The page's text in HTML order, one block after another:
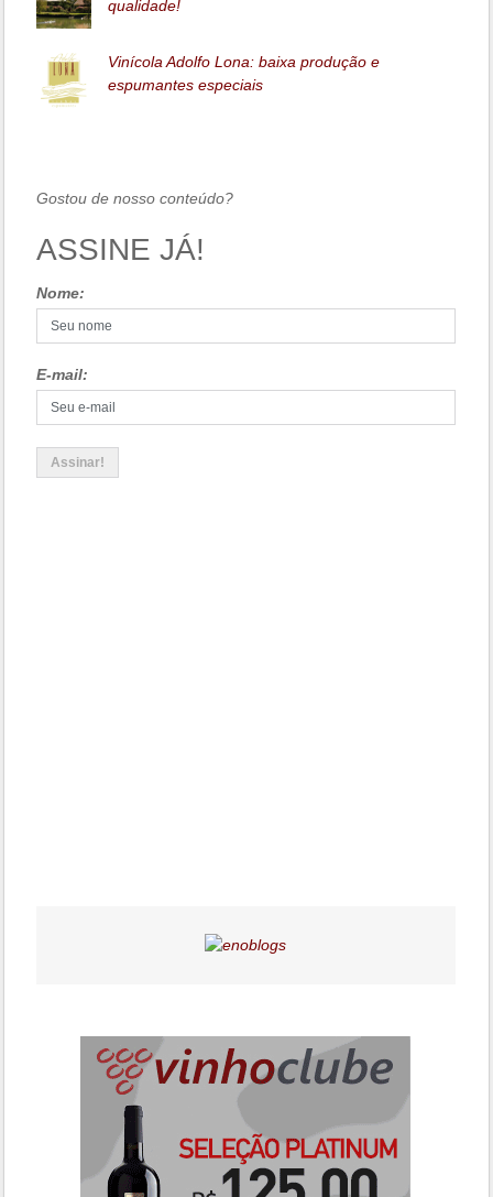
qualidade!
Vinícola Adolfo Lona: baixa produção e
espumantes especiais
Gostou de nosso conteúdo?
ASSINE JÁ!
Nome:
E-mail: